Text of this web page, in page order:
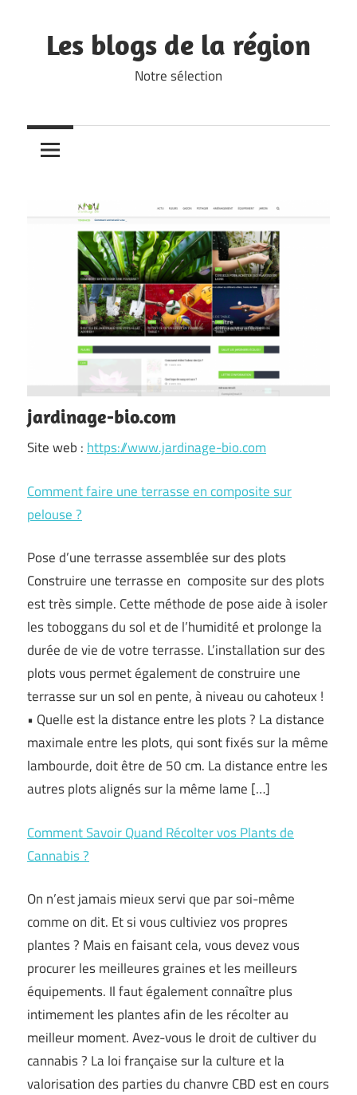
content
Les blogs de la région
Notre sélection
jardinage-bio.com
Site web : https://www.jardinage-bio.com
Comment faire une terrasse en composite sur
pelouse ?
Pose d’une terrasse assemblée sur des plots
Construire une terrasse en composite sur des plots
est très simple. Cette méthode de pose aide à isoler
les toboggans du sol et de l’humidité et prolonge la
durée de vie de votre terrasse. L’installation sur des
plots vous permet également de construire une
terrasse sur un sol en pente, à niveau ou cahoteux !
• Quelle est la distance entre les plots ? La distance
maximale entre les plots, qui sont fixés sur la même
lambourde, doit être de 50 cm. La distance entre les
autres plots alignés sur la même lame […]
Comment Savoir Quand Récolter vos Plants de
Cannabis ?
On n’est jamais mieux servi que par soi-même
comme on dit. Et si vous cultiviez vos propres
plantes ? Mais en faisant cela, vous devez vous
procurer les meilleures graines et les meilleurs
équipements. Il faut également connaître plus
intimement les plantes afin de les récolter au
meilleur moment. Avez-vous le droit de cultiver du
cannabis ? La loi française sur la culture et la
valorisation des parties du chanvre CBD est en cours